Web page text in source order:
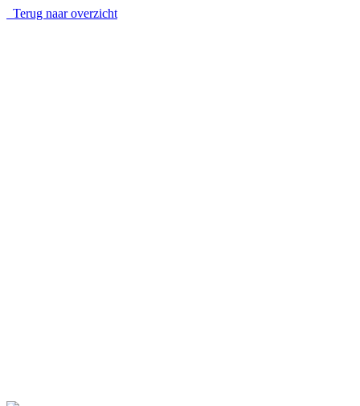
Terug naar overzicht